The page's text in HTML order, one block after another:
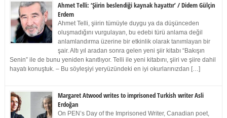
Ahmet Telli: ‘Şiirin beslendiği kaynak hayattır’ / Didem Gülçin
Erdem
Ahmet Telli, şiirin tümüyle duygu ya da düşünceden
oluşmadığını vurgulayan, bu edebi türü anlama değil
anlamlandırma üzerine bir etkinlik olarak tanımlayan bir
şair. Altı yıl aradan sonra gelen yeni şiir kitabı “Bakışın
Senin” ile de bunu yeniden kanıtlıyor. Telli ile yeni kitabını, şiiri ve şiire dahil
hayatı konuştuk. – Bu söyleşiyi yeryüzündeki en iyi okurlarınızdan […]
Margaret Atwood writes to imprisoned Turkish writer Asli
Erdoğan
On PEN’s Day of the Imprisoned Writer, Canadian poet,